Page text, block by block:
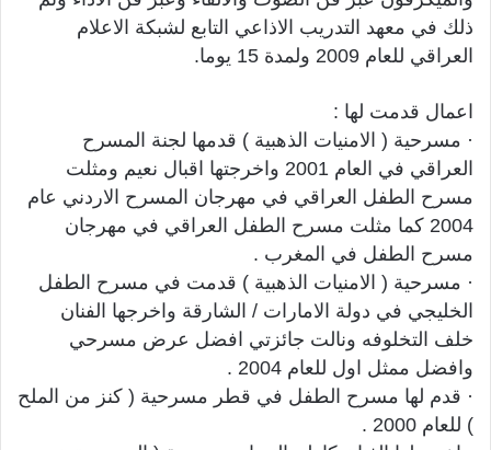
ذلك في معهد التدريب الاذاعي التابع لشبكة الاعلام
العراقي للعام 2009 ولمدة 15 يوما.
اعمال قدمت لها :
· مسرحية ( الامنيات الذهبية ) قدمها لجنة المسرح
العراقي في العام 2001 واخرجتها اقبال نعيم ومثلت
مسرح الطفل العراقي في مهرجان المسرح الاردني عام
2004 كما مثلت مسرح الطفل العراقي في مهرجان
مسرح الطفل في المغرب .
· مسرحية ( الامنيات الذهبية ) قدمت في مسرح الطفل
الخليجي في دولة الامارات / الشارقة واخرجها الفنان
خلف التخلوفه ونالت جائزتي افضل عرض مسرحي
وافضل ممثل اول للعام 2004 .
· قدم لها مسرح الطفل في قطر مسرحية ( كنز من الملح
) للعام 2000 .